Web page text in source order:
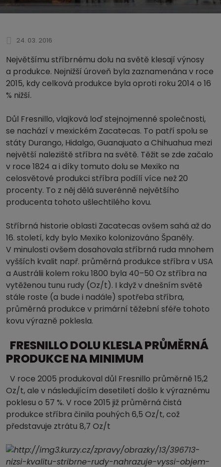
24. 03. 2016
Největšímu stříbrnému dolu na světě klesají výnosy
a produkce. Nejnižší úroveň byla zaznamenána v roce
2015, kdy celková produkce byla oproti roku 2014 o 16
% nižší.
Důl Fresnillo, vlajková loď stejnojmenné společnosti,
se nachází v mexickém Zacatecas. To patří spolu se
státy Durango, Hidalgo, Guanajuato a Chihuahua mezi
největší naleziště stříbra na světě. Těžit se zde začalo
v roce 1824 a i díky tomuto dolu se Mexiko na
celosvětové produkci stříbra podílí více než 20
procenty. To z něj dělá suverénně největšího
producenta tohoto ušlechtilého kovu.
Stříbrná historie oblasti Zacatecas ovšem sahá až do
16. století, kdy bylo Mexiko kolonizováno Španěly.
V minulosti ovšem dosahovala stříbrná ruda mnohem
vyšších kvalit např. průměrná produkce stříbra v USA
a Austrálii kolem roku 1800 byla 40–50 Oz stříbra na
vytěženou tunu rudy (Oz/t). I když v dnešním světě
stále roste (a bude i nadále) spotřeba stříbra,
průměrná produkce v primární těžební sféře tohoto
kovu výrazně poklesla.
FRESNILLO DOLU KLESLA PRŮMĚRNÁ
PRODUKCE NA MINIMUM
V roce 2005 produkoval důl Fresnillo průměrně 15,2
Oz/t, ale v následujícím desetiletí došlo k výraznému
poklesu o 57 %. V roce 2015 již průměrná čistá
produkce stříbra činila pouhých 6,5 Oz/t, což
představuje ztrátu 8,7 Oz/t